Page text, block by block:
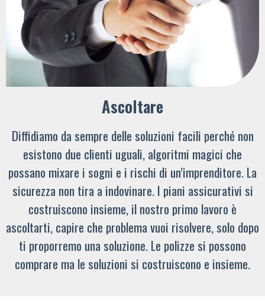
Ascoltare
Diffidiamo da sempre delle soluzioni facili perché non
esistono due clienti uguali, algoritmi magici che
possano mixare i sogni e i rischi di un’imprenditore. La
sicurezza non tira a indovinare. I piani assicurativi si
costruiscono insieme, il nostro primo lavoro è
ascoltarti, capire che problema vuoi risolvere, solo dopo
ti proporremo una soluzione. Le polizze si possono
comprare ma le soluzioni si costruiscono e insieme.